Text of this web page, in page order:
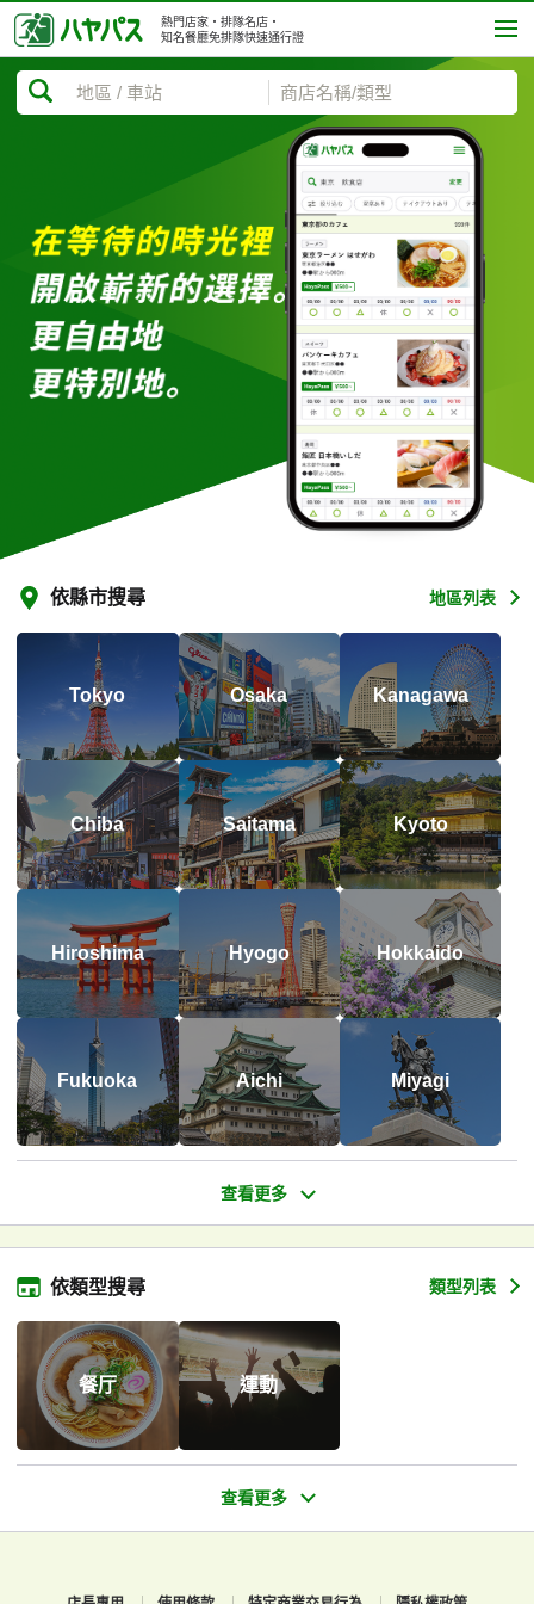
熱門店家・排隊名店・
知名餐廳免排隊快速通行證
依縣市搜尋 地區列表
Tokyo Osaka Kanagawa
Chiba Saitama Kyoto
Hiroshima Hyogo Hokkaido
Fukuoka Aichi Miyagi
依類型搜尋 類型列表
餐厅 運動